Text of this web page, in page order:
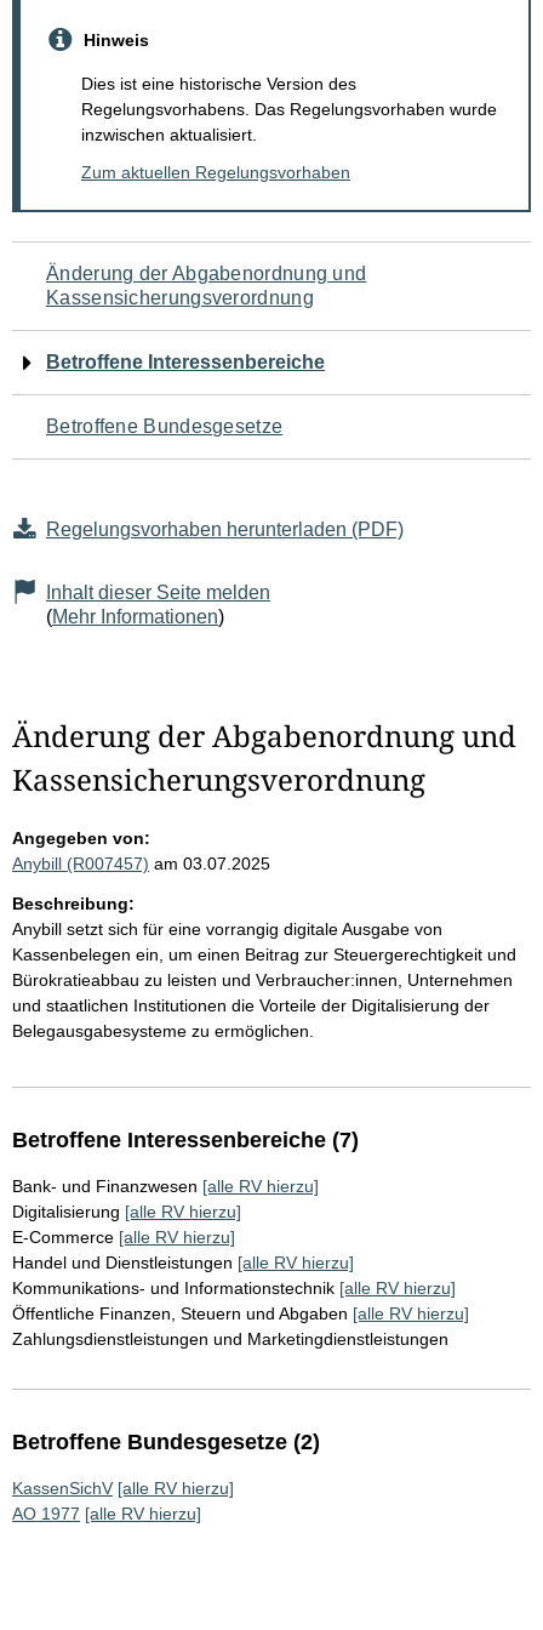
Hinweis
Dies ist eine historische Version des
Regelungsvorhabens. Das Regelungsvorhaben wurde
inzwischen aktualisiert.
Zum aktuellen Regelungsvorhaben
Navigation
für
den
Seiteninhalt
Änderung der Abgabenordnung und
Kassensicherungsverordnung
Betroffene Interessenbereiche
Betroffene Bundesgesetze
Regelungsvorhaben herunterladen (PDF)
Inhalt dieser Seite melden
(Mehr Informationen)
Änderung der Abgabenordnung und
Kassensicherungsverordnung
Angegeben von:
Anybill (R007457) am 03.07.2025
Beschreibung:
Anybill setzt sich für eine vorrangig digitale Ausgabe von
Kassenbelegen ein, um einen Beitrag zur Steuergerechtigkeit und
Bürokratieabbau zu leisten und Verbraucher:innen, Unternehmen
und staatlichen Institutionen die Vorteile der Digitalisierung der
Belegausgabesysteme zu ermöglichen.
Betroffene Interessenbereiche (7)
Bank- und Finanzwesen [alle RV hierzu]
Digitalisierung [alle RV hierzu]
E-Commerce [alle RV hierzu]
Handel und Dienstleistungen [alle RV hierzu]
Kommunikations- und Informationstechnik [alle RV hierzu]
Öffentliche Finanzen, Steuern und Abgaben [alle RV hierzu]
Zahlungsdienstleistungen und Marketingdienstleistungen
Betroffene Bundesgesetze (2)
KassenSichV [alle RV hierzu]
AO 1977 [alle RV hierzu]